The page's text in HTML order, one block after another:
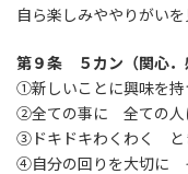
自ら楽しみややりがい
第９条 ５カン（関心．
①新しいことに興味を持
②全ての事に 全ての人
③ドキドキわくわく と
④自分の回りを大切に